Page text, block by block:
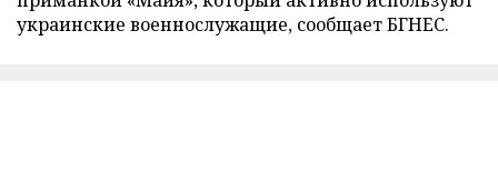
украинские военнослужащие, сообщает БГНЕС.